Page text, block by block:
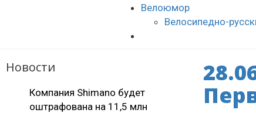
Велоюмор
Велосипедно-
Новости
Компания Shimano будет
оштрафована на 11,5 млн